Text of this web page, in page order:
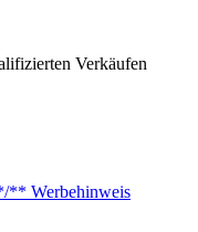
Verkäufen
** Werbehinweis